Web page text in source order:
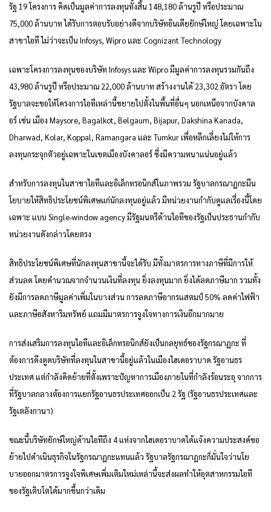
รัฐ 19 โครงการ คิดเป็นมูลค่าการลงทุนทั้งสิ้น 148,180 ล้านรูปี หรือประมาณ
75,000 ล้านบาท ได้รับการตอบรับอย่างดีจากบริษัทอินเดียยักษ์ใหญ่ โดยเฉพาะใน
สาขาไอที ไม่ว่าจะเป็น Infosys, Wipro และ Cognizant Technology
เฉพาะโครงการลงทุนของบริษัท Infosys และ Wipro มีมูลค่าการลงทุนรวมกันถึง
43,980 ล้านรูปี หรือประมาณ 22,000 ล้านบาท สร้างงานได้ 23,302 อัตรา โดย
รัฐบาลจะขอให้โครงการไอทีเหล่านี้ขยายไปตั้งในพื้นที่อื่นๆ นอกเหนือจากบังคาล
อร์ เช่น เมือง Maysore, Bagalkot, Belgaum, Bijapur, Dakshina Kanada,
Dharwad, Kolar, Koppal, Ramangara และ Tumkur เพื่อหลีกเลี่ยงไม่ให้การ
ลงทุนกระจุกตัวอยู่เฉพาะในเขตเมืองบังคาลอร์ ซึ่งมีความหนาแน่นอยู่แล้ว
สำหรับการลงทุนในสาขาไอทีและอิเล็กทรอนิกส์ในภาพรวม รัฐบาลกรณาฏกะมีน
โยบายให้สิทธิประโยชน์พิเศษแก่นักลงทุนอยู่แล้ว มีหน่วยงานกำกับดูแลเรื่องนี้โดย
เฉพาะ แบบ Single-window agency มีรัฐมนตรีด้านไอทีของรัฐเป็นประธานกำกับ
หน่วยงานดังกล่าวโดยตรง
สิทธิประโยชน์พิเศษที่นักลงทุนสาขานี้จะได้รับ มีทั้งมาตรการทางภาษีที่มีการให้
ส่วนลด โดยคำนวณจากจำนวนเงินที่ลงทุน ยิ่งลงทุนมาก ยิ่งได้ลดภาษีมาก รวมทั้ง
ยังมีการลดภาษีมูลค่าเพิ่มในบางส่วน การลดภาษีอากรแสตมป์ 50% ลดค่าไฟฟ้า
และภาษีอสังหาริมทรัพย์ แถมมีมาตรการจูงใจทางการเงินอีกมากมาย
การส่งเสริมการลงทุนไอทีและอิเล็กทรอนิกส์ยังเป็นกลยุทธ์ของรัฐกรณาฏกะ ที่
ต้องการดึงดูดบริษัทที่ลงทุนในสาขานี้อยู่แล้วในเมืองไฮเดอราบาด รัฐอานธร
ประเทศ แต่กำลังคิดย้ายที่ตั้งเพราะปัญหาการเมืองภายในที่กำลังร้อนระอุ จากการ
ที่รัฐบาลกลางต้องการแยกรัฐอานธรประเทศออกเป็น 2 รัฐ (รัฐอานธรประเทศและ
รัฐเตลังกานา)
ขณะนี้บริษัทยักษ์ใหญ่ด้านไอทีถึง 4 แห่งจากไฮเดอราบาดได้แจ้งความประสงค์ขอ
ย้ายไปดำเนินธุรกิจในรัฐกรณาฏกะแทนแล้ว รัฐบาลรัฐกรณาฏกะก็มั่นใจว่านโย
บายออกมาตรการจูงใจพิเศษเพิ่มเติมใหม่เหล่านี้จะส่งผลทำให้อุตสาหกรรมไอที
ของรัฐเติบโตได้มากขึ้นกว่าเดิม